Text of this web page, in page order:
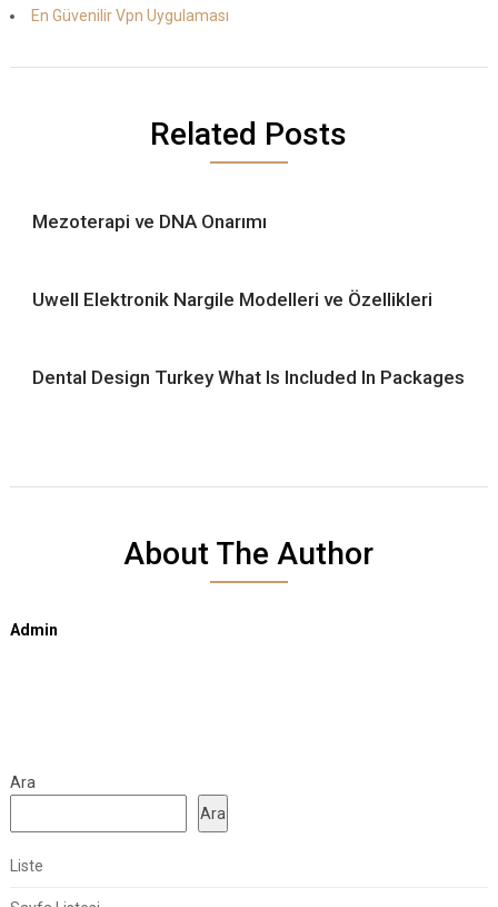
En Güvenilir Vpn Uygulaması
Related Posts
Mezoterapi ve DNA Onarımı
Uwell Elektronik Nargile Modelleri ve Özellikleri
Dental Design Turkey What Is Included In Packages
About The Author
Admin
Ara
Ara
Liste